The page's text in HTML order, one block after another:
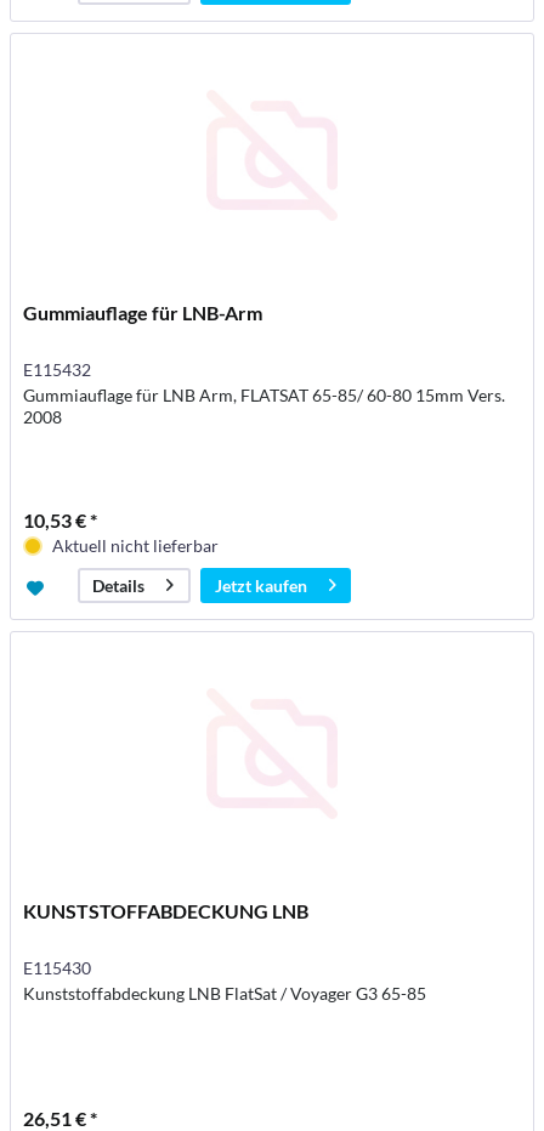
Gummiauflage für LNB-Arm
E115432
Gummiauflage für LNB Arm, FLATSAT 65-85/ 60-80 15mm Vers.
2008
10,53 € *
Aktuell nicht lieferbar
Details
Jetzt kaufen
KUNSTSTOFFABDECKUNG LNB
E115430
Kunststoffabdeckung LNB FlatSat / Voyager G3 65-85
26,51 € *